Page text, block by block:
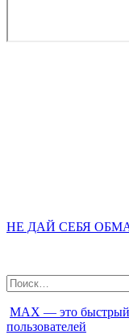
НЕ ДАЙ СЕБЯ
Найти:
МАХ — это быстрый
пользователей